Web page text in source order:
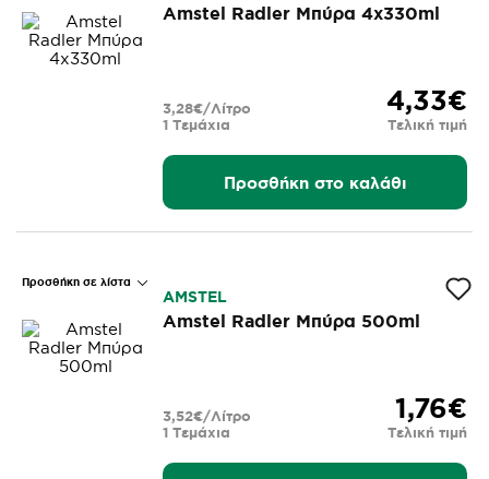
Amstel Radler Μπύρα 4x330ml
4,33€
Τελική τιμή
1 Τεμάχια
3,28€/Λίτρο
Προσθήκη στο καλάθι
Προσθήκη σε λίστα
AMSTEL
Amstel Radler Μπύρα 500ml
1,76€
Τελική τιμή
1 Τεμάχια
3,52€/Λίτρο